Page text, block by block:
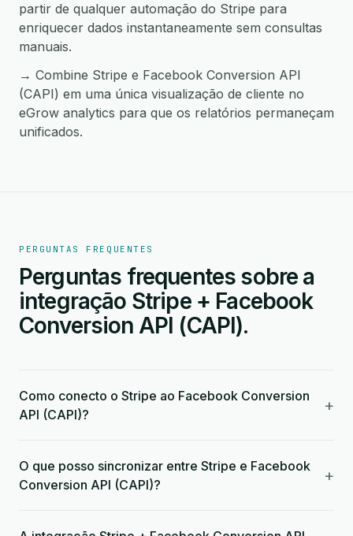
partir de qualquer automação do Stripe para
enriquecer dados instantaneamente sem consultas
manuais.
→ Combine Stripe e Facebook Conversion API
(CAPI) em uma única visualização de cliente no
eGrow analytics para que os relatórios permaneçam
unificados.
PERGUNTAS FREQUENTES
Perguntas frequentes sobre a
integração Stripe + Facebook
Conversion API (CAPI).
Como conecto o Stripe ao Facebook Conversion
API (CAPI)?
+
O que posso sincronizar entre Stripe e Facebook
Conversion API (CAPI)?
+